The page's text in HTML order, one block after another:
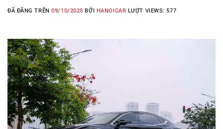
ĐÃ ĐĂNG TRÊN09/10/2025 BỞI HANOICAR LƯỢT VIEWS: 577